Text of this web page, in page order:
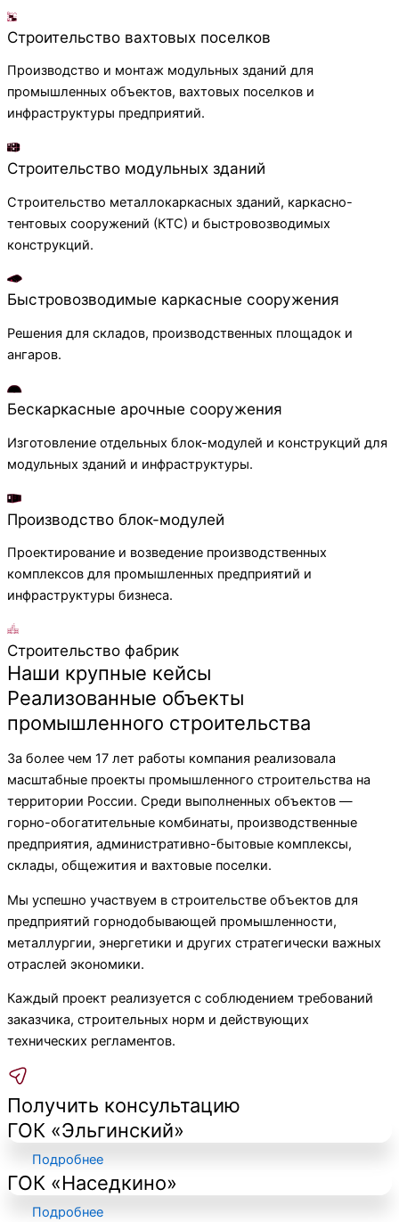
Строительство вахтовых поселков
Производство и монтаж модульных зданий для
промышленных объектов, вахтовых поселков и
инфраструктуры предприятий.
Строительство модульных зданий
Строительство металлокаркасных зданий, каркасно-
тентовых сооружений (КТС) и быстровозводимых
конструкций.
Быстровозводимые каркасные сооружения
Решения для складов, производственных площадок и
ангаров.
Бескаркасные арочные сооружения
Изготовление отдельных блок-модулей и конструкций для
модульных зданий и инфраструктуры.
Производство блок-модулей
Проектирование и возведение производственных
комплексов для промышленных предприятий и
инфраструктуры бизнеса.
Строительство фабрик
Наши крупные кейсы
Реализованные объекты
промышленного строительства
За более чем 17 лет работы компания реализовала
масштабные проекты промышленного строительства на
территории России. Среди выполненных объектов —
горно-обогатительные комбинаты, производственные
предприятия, административно-бытовые комплексы,
склады, общежития и вахтовые поселки.
Мы успешно участвуем в строительстве объектов для
предприятий горнодобывающей промышленности,
металлургии, энергетики и других стратегически важных
отраслей экономики.
Каждый проект реализуется с соблюдением требований
заказчика, строительных норм и действующих
технических регламентов.
Получить консультацию
ГОК «Эльгинский»
Подробнее
ГОК «Наседкино»
Подробнее